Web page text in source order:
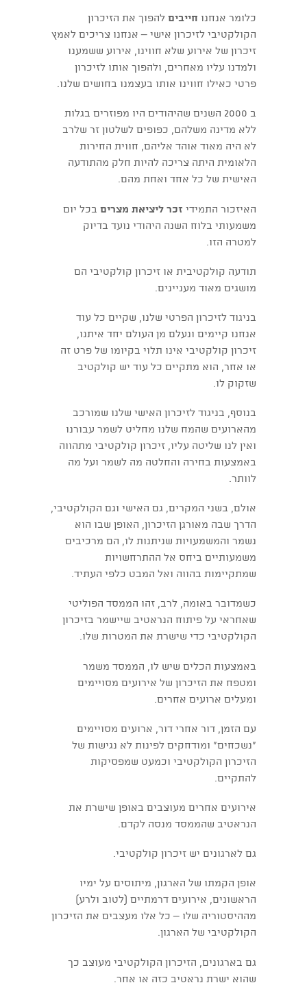
כלומר אנחנו חייבים להפוך את הזיכרון
הקולקטיבי לזיכרון אישי – אנחנו צריכים לאמץ
זיכרון של אירוע שלא חווינו, אירוע ששמענו
ולמדנו עליו מאחרים, ולהפוך אותו לזיכרון
פרטי כאילו חווינו אותו בעצמנו בחושים שלנו.
ב 2000 השנים שהיהודים היו מפוזרים בגלות
ללא מדינה משלהם, כפופים לשלטון זר שלרב
לא היה מאוד אוהד אליהם, חווית החירות
הלאומית היתה צריכה להיות חלק מהתודעה
האישית של כל אחד ואחת מהם.
האיזכור התמידי זכר ליציאת מצרים בכל יום
משמעותי בלוח השנה היהודי נועד בדיוק
למטרה הזו.
תודעה קולקטיבית או זיכרון קולקטיבי הם
מושגים מאוד מעניינים.
בניגוד לזיכרון הפרטי שלנו, שקיים כל עוד
אנחנו קיימים ונעלם מן העולם יחד איתנו,
זיכרון קולקטיבי אינו תלוי בקיומו של פרט זה
או אחר, הוא מתקיים כל עוד יש קולקטיב
שזקוק לו.
בנוסף, בניגוד לזיכרון האישי שלנו שמורכב
מהארועים שהמח שלנו מחליט לשמר עבורנו
ואין לנו שליטה עליו, זיכרון קולקטיבי מתהווה
באמצעות בחירה והחלטה מה לשמר ועל מה
לוותר.
אולם, בשני המקרים, גם האישי וגם הקולקטיבי,
הדרך שבה מאורגן הזיכרון, האופן שבו הוא
נשמר והמשמעויות שניתנות לו, הם מרכיבים
משמעותיים ביחס אל ההתרחשויות
שמתקיימות בהווה ואל המבט כלפי העתיד.
כשמדובר באומה, לרב, זהו הממסד הפוליטי
שאחראי על פיתוח הנראטיב שיישמר בזיכרון
הקולקטיבי כדי שישרת את המטרות שלו.
באמצעות הכלים שיש לו, הממסד משמר
ומטפח את הזיכרון של אירועים מסויימים
ומעלים ארועים אחרים.
עם הזמן, דור אחרי דור, ארועים מסויימים
"נשכחים" ומודחקים לפינות לא נגישות של
הזיכרון הקולקטיבי וכמעט שמפסיקות
להתקיים.
אירועים אחרים מעוצבים באופן שישרת את
הנראטיב שהממסד מנסה לקדם.
גם לארגונים יש זיכרון קולקטיבי.
אופן הקמתו של הארגון, מיתוסים על ימיו
הראשונים, אירועים דרמתיים (לטוב ולרע)
מההיסטוריה שלו – כל אלו מעצבים את הזיכרון
הקולקטיבי של הארגון.
גם בארגונים, הזיכרון הקולקטיבי מעוצב כך
שהוא ישרת נראטיב כזה או אחר.